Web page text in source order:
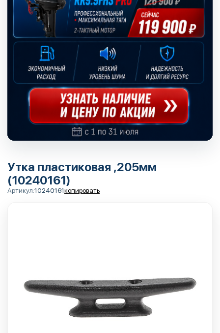
Утка пластиковая ,205мм
(10240161)
Артикул:10240161копировать